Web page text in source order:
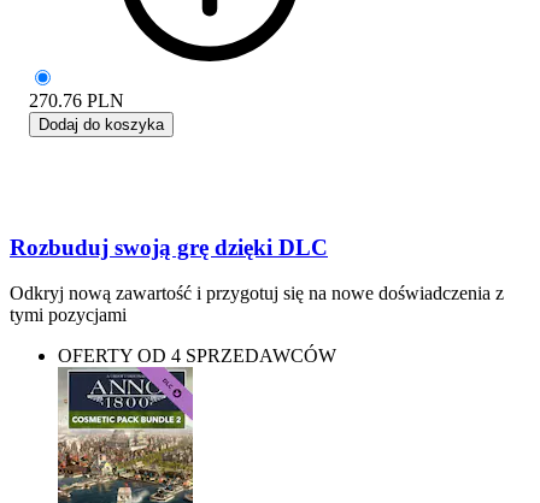
270.76 PLN
Dodaj do koszyka
Rozbuduj swoją grę dzięki DLC
Odkryj nową zawartość i przygotuj się na nowe doświadczenia z
tymi pozycjami
OFERTY OD 4 SPRZEDAWCÓW